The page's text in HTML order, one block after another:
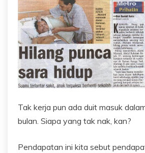
Tak kerja pun ada duit masuk
bulan. Siapa yang tak nak, kan?
Pendapatan ini kita sebut